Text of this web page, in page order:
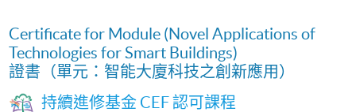
Certificate for Module (Novel Applications of
Technologies for Smart Buildings)
證書（單元：智能大廈科技之創新應用）
持續進修基金 CEF 認可課程